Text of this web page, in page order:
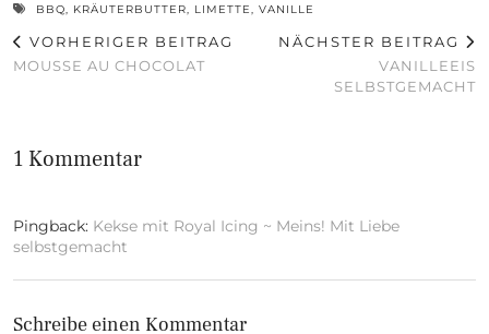
BBQ, KRÄUTERBUTTER, LIMETTE, VANILLE
VORHERIGER BEITRAG
MOUSSE AU CHOCOLAT
NÄCHSTER BEITRAG
VANILLEEIS
SELBSTGEMACHT
1 Kommentar
Pingback: Kekse mit Royal Icing ~ Meins! Mit Liebe
selbstgemacht
Schreibe einen Kommentar